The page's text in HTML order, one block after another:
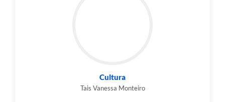
Cultura
Tais Vanessa Monteiro